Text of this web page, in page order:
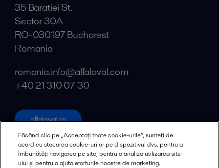
35 Baratiei St.
Sector 30A
RO-030197 Bucharest
Romania
romania.info@alfalaval.com
+40 21 310 07 30
alfalaval.ro
Rețele sociale
Facebook
Făcând clic pe „Acceptați toate cookie-urile”, sunteți de
acord cu stocarea cookie-urilor pe dispozitivul dvs. pentru a
îmbunătăți navigarea pe site, pentru a analiza utilizarea site-
ului și pentru a ajuta eforturile noastre de marketing.